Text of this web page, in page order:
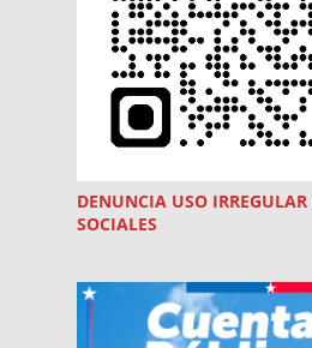
DENUNCIA USO IRREGULAR
SOCIALES